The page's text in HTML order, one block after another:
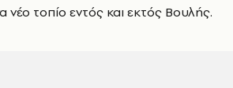
τοπίο εντός και εκτός Βουλής.